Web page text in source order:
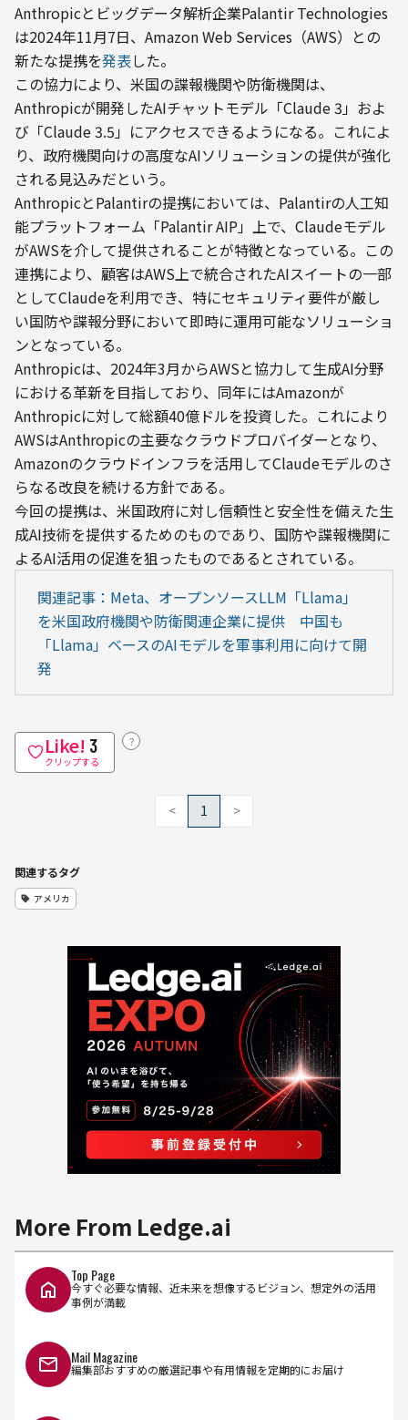
Anthropicとビッグデータ解析企業Palantir Technologies
は2024年11月7日、Amazon Web Services（AWS）との
新たな提携を発表した。
この協力により、米国の諜報機関や防衛機関は、
Anthropicが開発したAIチャットモデル「Claude 3」およ
び「Claude 3.5」にアクセスできるようになる。これによ
り、政府機関向けの高度なAIソリューションの提供が強化
される見込みだという。
AnthropicとPalantirの提携においては、Palantirの人工知
能プラットフォーム「Palantir AIP」上で、Claudeモデル
がAWSを介して提供されることが特徴となっている。この
連携により、顧客はAWS上で統合されたAIスイートの一部
としてClaudeを利用でき、特にセキュリティ要件が厳し
い国防や諜報分野において即時に運用可能なソリューショ
ンとなっている。
Anthropicは、2024年3月からAWSと協力して生成AI分野
における革新を目指しており、同年にはAmazonが
Anthropicに対して総額40億ドルを投資した。これにより
AWSはAnthropicの主要なクラウドプロバイダーとなり、
Amazonのクラウドインフラを活用してClaudeモデルのさ
らなる改良を続ける方針である。
今回の提携は、米国政府に対し信頼性と安全性を備えた生
成AI技術を提供するためのものであり、国防や諜報機関に
よるAI活用の促進を狙ったものであるとされている。
関連記事：Meta、オープンソースLLM「Llama」
を米国政府機関や防衛関連企業に提供　中国も
「Llama」ベースのAIモデルを軍事利用に向けて開
発
Like! 3
クリップする
？
< 1 >
関連するタグ
アメリカ
More From Ledge.ai
Top Page
今すぐ必要な情報、近未来を想像するビジョン、想定外の活用
事例が満載
Mail Magazine
編集部おすすめの厳選記事や有用情報を定期的にお届け